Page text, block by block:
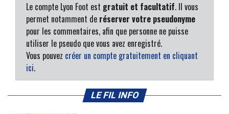
Le compte Lyon Foot est gratuit et facultatif. Il vous
permet notamment de réserver votre pseudonyme
pour les commentaires, afin que personne ne puisse
utiliser le pseudo que vous avez enregistré.
Vous pouvez créer un compte gratuitement en cliquant
ici.
LE FIL INFO